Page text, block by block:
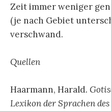
Zeit immer weniger
(je nach Gebiet
verschwand.
Quellen
Haarmann, Harald.
Lexikon der Sprachen